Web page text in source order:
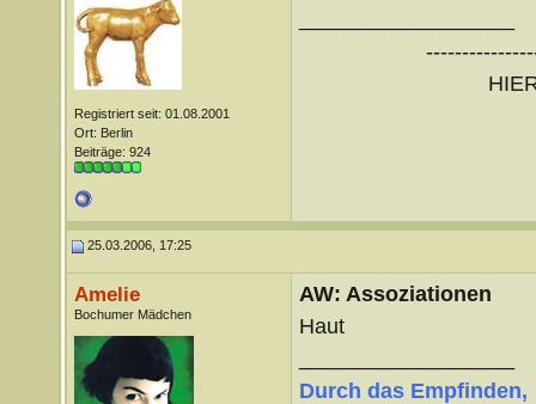
Registriert seit: 01.08.2001
Ort: Berlin
Beiträge: 924
25.03.2006, 17:25
Amelie
Bochumer Mädchen
AW: Assoziationen
Haut
Durch das Empfinden,